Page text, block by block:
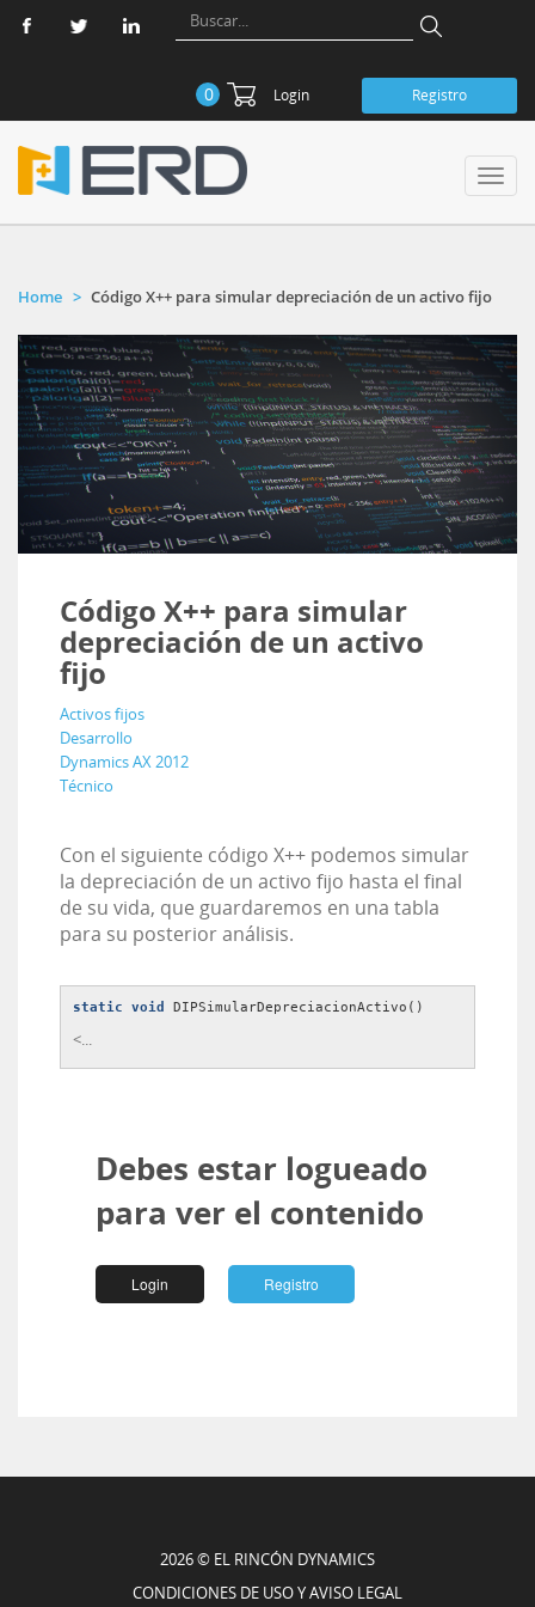
0 Login Registro
Home Código X++ para simular depreciación de un activo fijo
Código X++ para simular
depreciación de un activo
fijo
Activos fijos
Desarrollo
Dynamics AX 2012
Técnico
Con el siguiente código X++ podemos simular
la depreciación de un activo fijo hasta el final
de su vida, que guardaremos en una tabla
para su posterior análisis.
static void DIPSimularDepreciacionActivo()
<...
Debes estar logueado
para ver el contenido
Login Registro
2026 © EL RINCÓN DYNAMICS
CONDICIONES DE USO Y AVISO LEGAL